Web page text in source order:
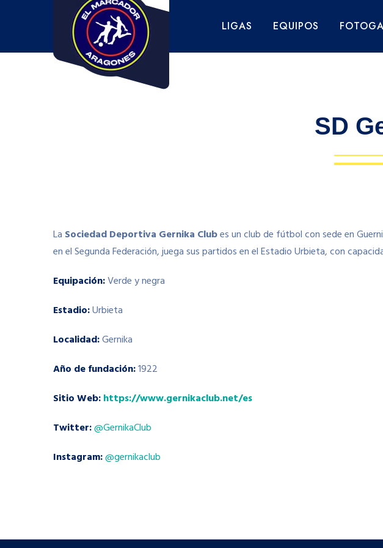
LIGAS EQUIPOS
SD
La Sociedad Deportiva Gernika Clubes un club de fútbol con sede en
en el Segunda Federación, juega sus partidos en el Estadio Urbieta, con
Equipación:Verde y negra
Estadio:Urbieta
Localidad:Gernika
Año de fundación:1922
Sitio Web:https://www.gernikaclub.net/es
Twitter:@GernikaClub
Instagram:@gernikaclub